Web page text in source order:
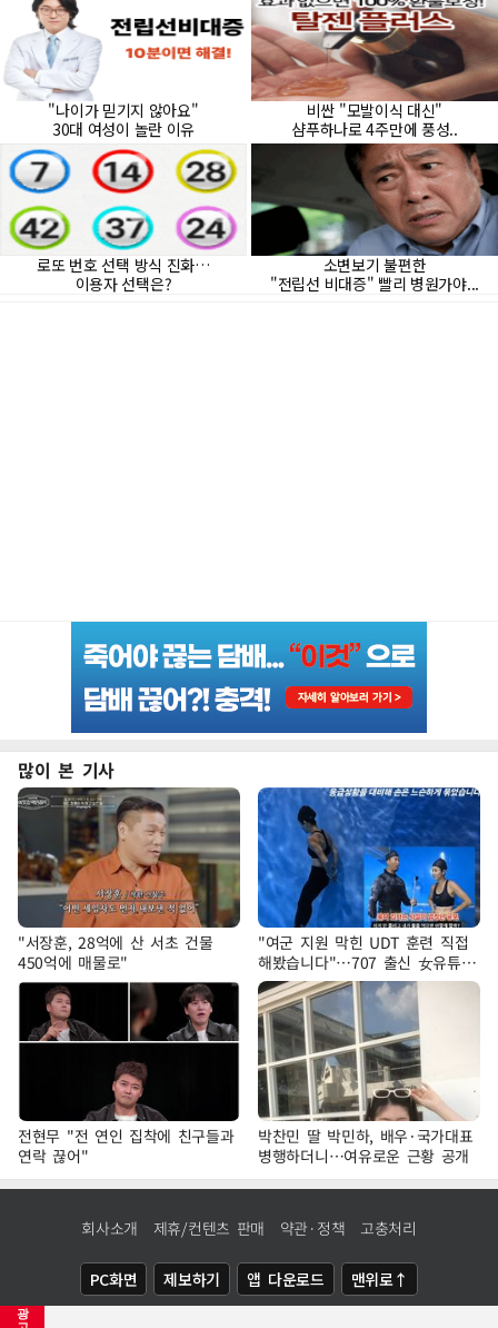
광
많이 본 기사
"서장훈, 28억에 산 서초 건물
450억에 매물로"
"여군 지원 막힌 UDT 훈련 직접
해봤습니다"…707 출신 女유튜버
'완벽 소화'
전현무 "전 연인 집착에 친구들과
연락 끊어"
박찬민 딸 박민하, 배우·국가대표
병행하더니…여유로운 근황 공개
회사소개 제휴/컨텐츠 판매 약관·정책 고충처리
PC화면 제보하기 앱 다운로드 맨위로↑